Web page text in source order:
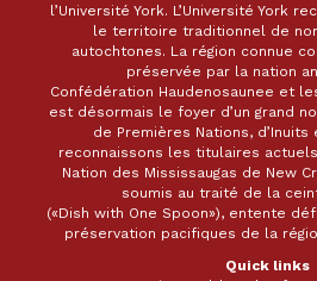
l’Université York. L’Université York
le territoire traditionnel de
autochtones. La région connue
préservée par la nation
Confédération Haudenosaunee et
est désormais le foyer d’un grand
de Premières Nations, d’Inuits
reconnaissons les titulaires
Nation des Mississaugas de New
soumis au traité de la
(«Dish with One Spoon»), entente
préservation pacifiques de la
Quick links